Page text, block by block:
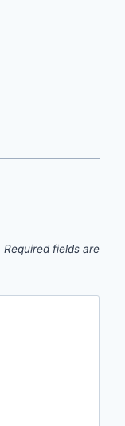
Required fields are